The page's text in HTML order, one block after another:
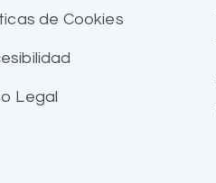
de Cookies
Legal